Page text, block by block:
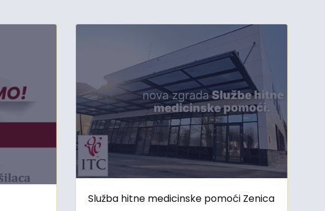
Služba hitne medicinske pomoći Zenica